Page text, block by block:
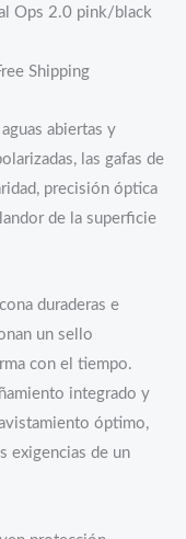
Ops 2.0 pink/black
Shipping
abiertas y
las gafas de
precisión óptica
de la superficie
duraderas e
un sello
con el tiempo.
integrado y
óptimo,
exigencias de un